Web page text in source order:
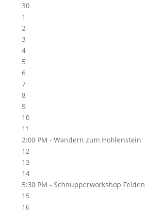
30
1
2
3
4
5
6
7
8
9
10
11
2:00 PM - Wandern zum Hohlenstein
12
13
14
5:30 PM - Schnupperworkshop
15
16